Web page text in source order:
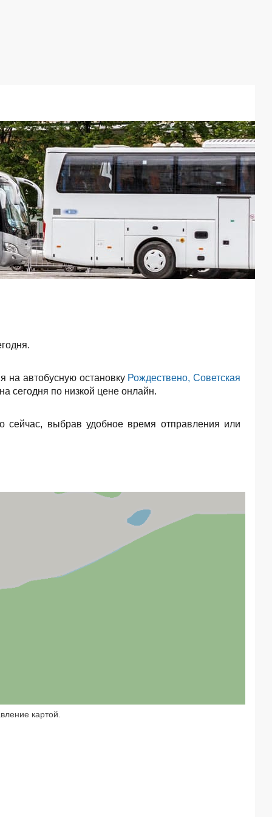
на автобусную остановку Рождествено, Советская
сегодня по низкой цене онлайн.
сейчас, выбрав удобное время отправления или
картой.